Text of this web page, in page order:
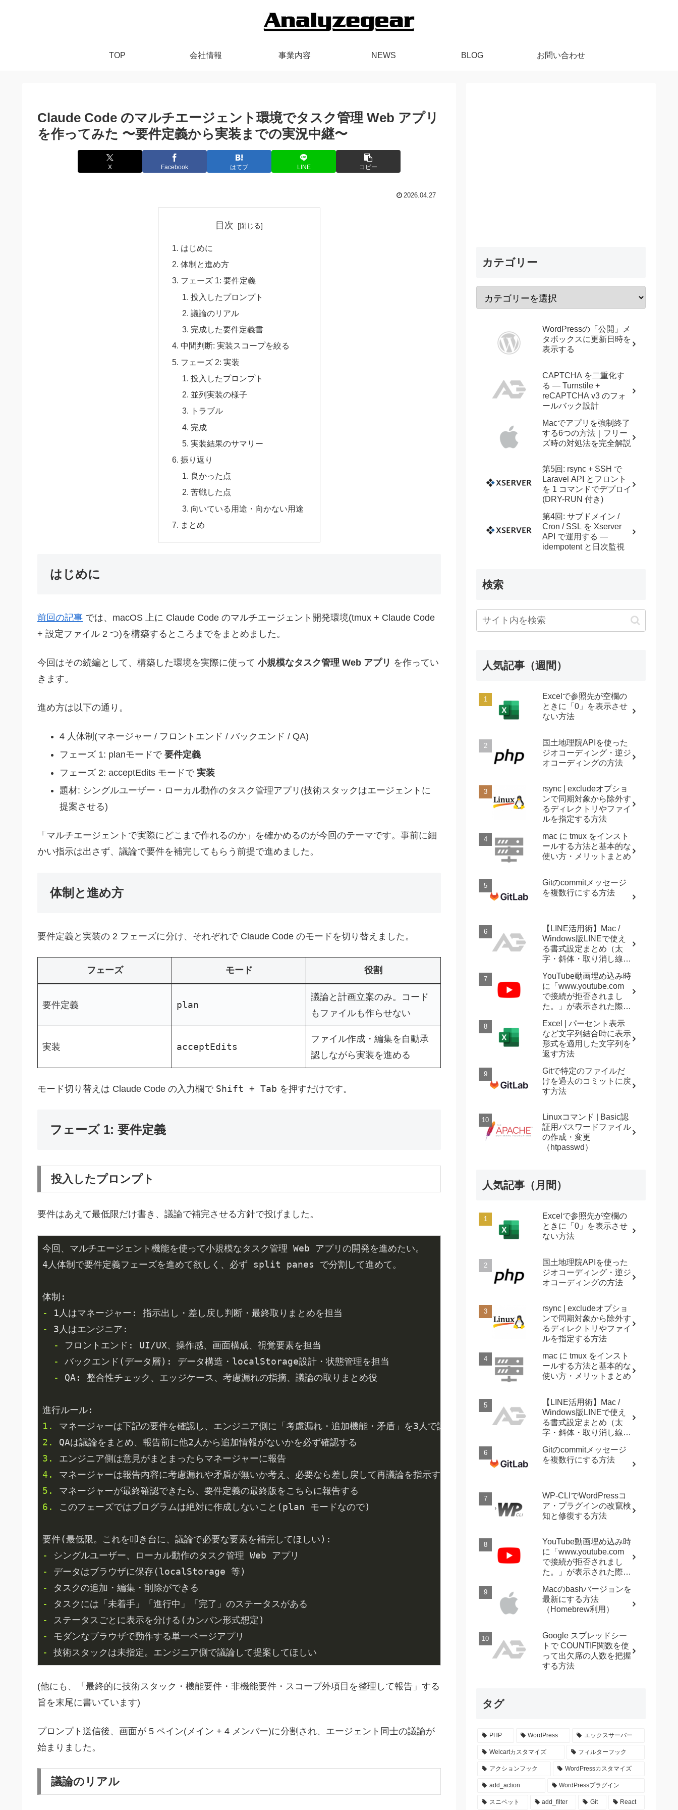
TOP 会社情報 事業内容 NEWS BLOG お問い合わせ
Claude Code のマルチエージェント環境でタスク管理 Web アプリ
を作ってみた 〜要件定義から実装までの実況中継〜
X Facebook はてブ LINE コピー
2026.04.27
目次
はじめに
体制と進め方
フェーズ 1: 要件定義
投入したプロンプト
議論のリアル
完成した要件定義書
中間判断: 実装スコープを絞る
フェーズ 2: 実装
投入したプロンプト
並列実装の様子
トラブル
完成
実装結果のサマリー
振り返り
良かった点
苦戦した点
向いている用途・向かない用途
まとめ
はじめに
前回の記事 では、macOS 上に Claude Code のマルチエージェント開発環境(tmux + Claude Code
+ 設定ファイル 2 つ)を構築するところまでをまとめました。
今回はその続編として、構築した環境を実際に使って 小規模なタスク管理 Web アプリ を作ってい
きます。
進め方は以下の通り。
4 人体制(マネージャー / フロントエンド / バックエンド / QA)
フェーズ 1: planモードで 要件定義
フェーズ 2: acceptEdits モードで 実装
題材: シングルユーザー・ローカル動作のタスク管理アプリ(技術スタックはエージェントに
提案させる)
「マルチエージェントで実際にどこまで作れるのか」を確かめるのが今回のテーマです。事前に細
かい指示は出さず、議論で要件を補完してもらう前提で進めました。
体制と進め方
要件定義と実装の 2 フェーズに分け、それぞれで Claude Code のモードを切り替えました。
フェーズ モード 役割
要件定義 plan
議論と計画立案のみ。コード
もファイルも作らせない
実装 acceptEdits
ファイル作成・編集を自動承
認しながら実装を進める
モード切り替えは Claude Code の入力欄で Shift + Tab を押すだけです。
フェーズ 1: 要件定義
投入したプロンプト
要件はあえて最低限だけ書き、議論で補完させる方針で投げました。
今回、マルチエージェント機能を使って小規模なタスク管理 Web アプリの開発を進めたい。
4人体制で要件定義フェーズを進めて欲しく、必ず split panes で分割して進めて。
-
-
  -
  -
  -
QA: 整合性チェック、エッジケース、考慮漏れの指摘、議論の取りまとめ役
1.
2.
3.
4.
5.
6. このフェーズではプログラムは絶対に作成しないこと(plan モードなので)
-
-
-
-
-
-
-
(他にも、「最終的に技術スタック・機能要件・非機能要件・スコープ外項目を整理して報告」する
旨を末尾に書いています)
プロンプト送信後、画面が 5 ペイン(メイン + 4 メンバー)に分割され、エージェント同士の議論が
始まりました。
議論のリアル
カテゴリー
WordPressの「公開」メ
タボックスに更新日時を
表示する
CAPTCHA を二重化す
る — Turnstile +
reCAPTCHA v3 のフォ
ールバック設計
Macでアプリを強制終了
する6つの方法｜フリー
ズ時の対処法を完全解説
第5回: rsync + SSH で
Laravel API とフロント
を 1 コマンドでデプロイ
(DRY-RUN 付き)
第4回: サブドメイン /
Cron / SSL を Xserver
API で運用する —
idempotent と日次監視
検索
人気記事（週間）
Excelで参照先が空欄の
ときに「0」を表示させ
ない方法
国土地理院APIを使った
ジオコーディング・逆ジ
オコーディングの方法
rsync | excludeオプショ
ンで同期対象から除外す
るディレクトリやファイ
ルを指定する方法
mac に tmux をインスト
ールする方法と基本的な
使い方・メリットまとめ
Gitのcommitメッセージ
を複数行にする方法
【LINE活用術】Mac /
Windows版LINEで使え
る書式設定まとめ（太
字・斜体・取り消し線・
YouTube動画埋め込み時
に「www.youtube.com
で接続が拒否されまし
た。」が表示された際に
Excel | パーセント表示
など文字列結合時に表示
形式を適用した文字列を
返す方法
Gitで特定のファイルだ
けを過去のコミットに戻
す方法
Linuxコマンド | Basic認
証用パスワードファイル
の作成・変更
（htpasswd）
人気記事（月間）
Excelで参照先が空欄の
ときに「0」を表示させ
ない方法
国土地理院APIを使った
ジオコーディング・逆ジ
オコーディングの方法
rsync | excludeオプショ
ンで同期対象から除外す
るディレクトリやファイ
ルを指定する方法
mac に tmux をインスト
ールする方法と基本的な
使い方・メリットまとめ
【LINE活用術】Mac /
Windows版LINEで使え
る書式設定まとめ（太
字・斜体・取り消し線・
Gitのcommitメッセージ
を複数行にする方法
WP-CLIでWordPressコ
ア・プラグインの改竄検
知と修復する方法
YouTube動画埋め込み時
に「www.youtube.com
で接続が拒否されまし
た。」が表示された際に
Macのbashバージョンを
最新にする方法
（Homebrew利用）
Google スプレッドシー
トで COUNTIF関数を使
って出欠席の人数を把握
する方法
タグ
PHP WordPress エックスサーバー
Welcartカスタマイズ フィルターフック
アクションフック WordPressカスタマイズ
add_action WordPressプラグイン
スニペット add_filter Git React